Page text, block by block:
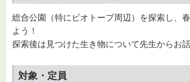
総合公園（特にビオトープ周辺）を探索し、
よう！
探索後は見つけた生き物について先生からお話
対象・定員